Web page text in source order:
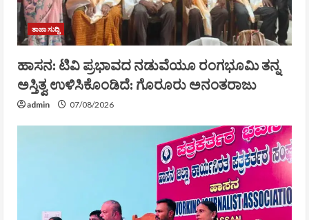
ತಾಜಾ ಸುದ್ದಿ
ಹಾಸನ: ಟಿವಿ ಪ್ರಭಾವದ ನಡುವೆಯೂ ರಂಗಭೂಮಿ ತನ್ನ
ಅಸ್ತಿತ್ವ ಉಳಿಸಿಕೊಂಡಿದೆ: ಗೊರೂರು ಅನಂತರಾಜು
admin 07/08/2026